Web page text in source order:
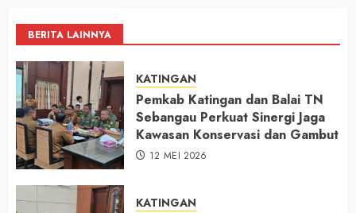
BERITA LAINNYA
KATINGAN
Pemkab Katingan dan Balai TN
Sebangau Perkuat Sinergi Jaga
Kawasan Konservasi dan Gambut
12 MEI 2026
KATINGAN